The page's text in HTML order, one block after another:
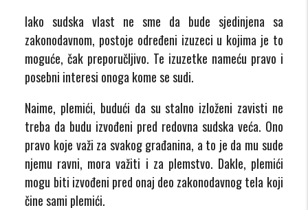
Iako sudska vlast ne sme da bude sjedinjena sa
zakonodavnom, postoje određeni izuzeci u kojima je to
moguće, čak preporučljivo. Te izuzetke nameću pravo i
posebni interesi onoga kome se sudi.
Naime, plemići, budući da su stalno izloženi zavisti ne
treba da budu izvođeni pred redovna sudska veća. Ono
pravo koje važi za svakog građanina, a to je da mu sude
njemu ravni, mora važiti i za plemstvo. Dakle, plemići
mogu biti izvođeni pred onaj deo zakonodavnog tela koji
čine sami plemići.